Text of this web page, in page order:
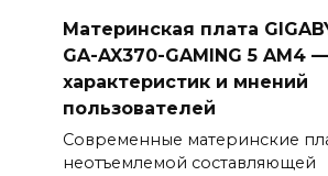
Материнская плата
GA-AX370-GAMING 5 AM4
характеристик и мнений
пользователей
Современные материнские
неотъемлемой составляющей